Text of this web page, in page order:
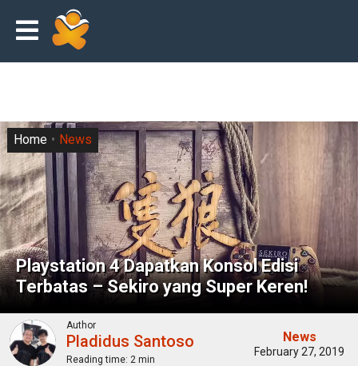
Playstation 4 Dapatkan Konsol Edisi
Terbatas – Sekiro yang Super Keren!
Home News
Author
Pladidus Santoso
Reading time: 2 min
News
February 27, 2019